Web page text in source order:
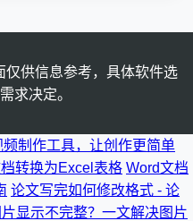
供信息参考，具体软件选
求决定。
制作工具，让创作更简单
转换为Excel表格 Word文档
论文写完如何修改格式 - 论
显示不完整？一文解决图片